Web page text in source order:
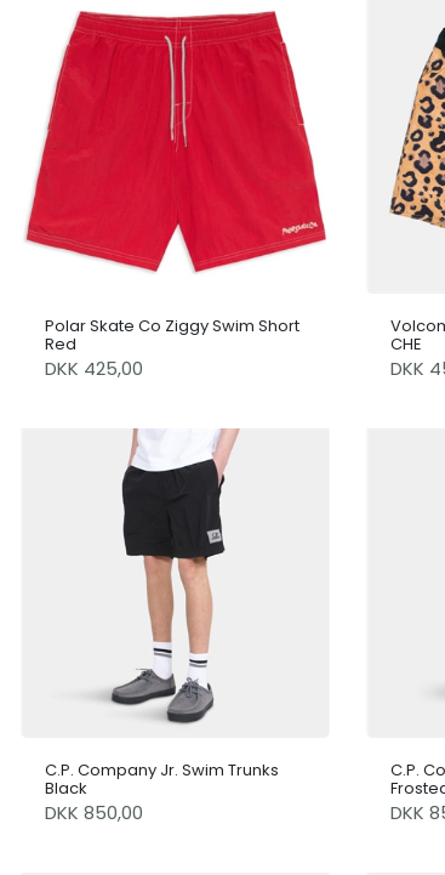
Polar Skate Co Ziggy Swim Short
Red
DKK 425,00
CHE
DKK
C.P. Company Jr. Swim Trunks
Black
DKK 850,00
C.P.
DKK